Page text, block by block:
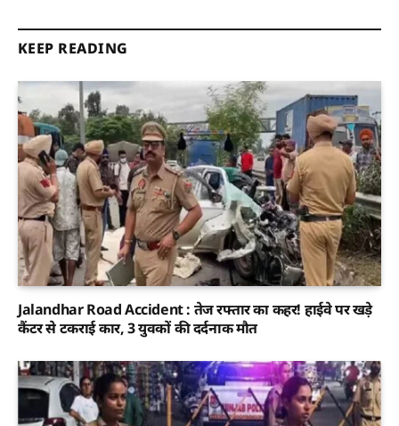
KEEP READING
Jalandhar Road Accident : तेज रफ्तार का कहर! हाईवे पर खड़े
कैंटर से टकराई कार, 3 युवकों की दर्दनाक मौत